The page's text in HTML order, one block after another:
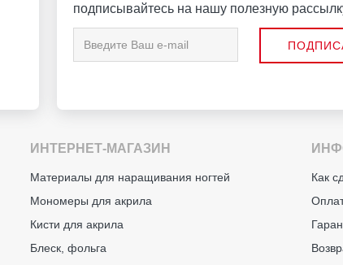
подписывайтесь на нашу полезную
ИНТЕРНЕТ-МАГАЗИН
Материалы для наращивания ногтей
Мономеры для акрила
Кисти для акрила
Блеск, фольга
Как